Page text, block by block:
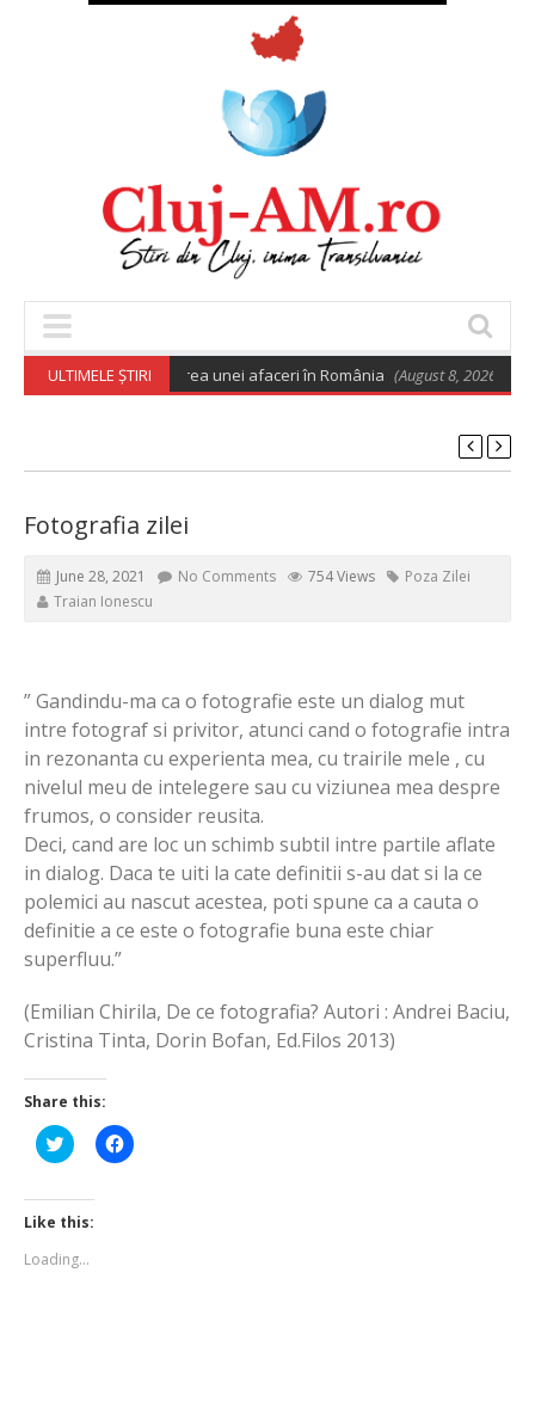
ULTIMELE ȘTIRI
euro pentru deschiderea unei afaceri în România (August 8, 2026 6:02
Fotografia zilei
June 28, 2021 No Comments 754 Views
Poza Zilei
Traian Ionescu
” Gandindu-ma ca o fotografie este un dialog mut
intre fotograf si privitor, atunci cand o fotografie intra
in rezonanta cu experienta mea, cu trairile mele , cu
nivelul meu de intelegere sau cu viziunea mea despre
frumos, o consider reusita.
Deci, cand are loc un schimb subtil intre partile aflate
in dialog. Daca te uiti la cate definitii s-au dat si la ce
polemici au nascut acestea, poti spune ca a cauta o
definitie a ce este o fotografie buna este chiar
superfluu.”
(Emilian Chirila, De ce fotografia? Autori : Andrei Baciu,
Cristina Tinta, Dorin Bofan, Ed.Filos 2013)
Share this:
Click
to
Twitter
(Opens
in
window)
Click
to
Like this:
Loading...